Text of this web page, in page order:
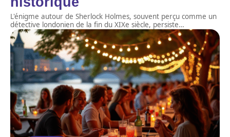
L'énigme autour de Sherlock Holmes, souvent perçu comme un
détective londonien de la fin du XIXe siècle, persiste…